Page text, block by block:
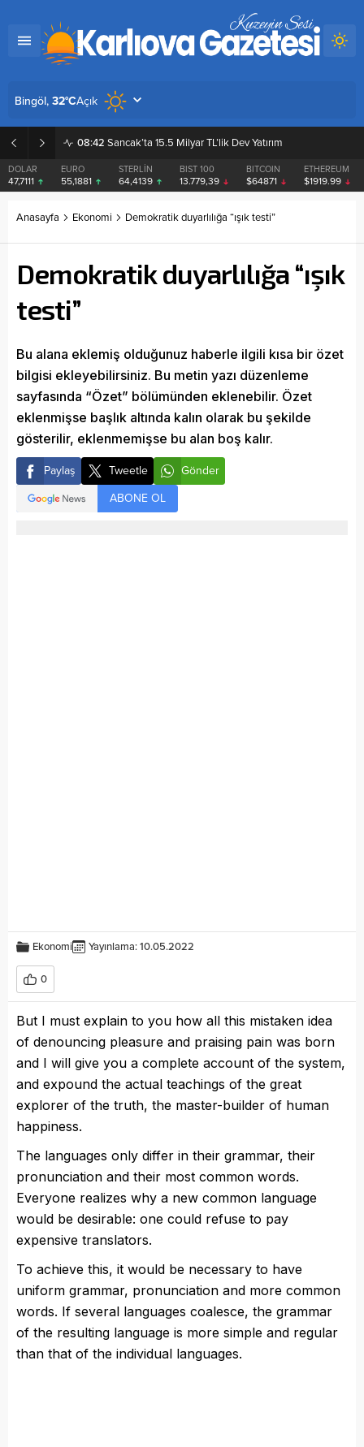
08:42 Sancak’ta 15.5 Milyar TL’lik Dev Yatırım
DOLAR
47,7111
EURO
55,1881
STERLİN
64,4139
BIST 100
13.779,39
BITCOIN
$64871
ETHEREUM
$1919.99
Bingöl, 32°CAçık
Anasayfa Ekonomi Demokratik duyarlılığa “ışık testi”
Demokratik duyarlılığa “ışık
testi”
Bu alana eklemiş olduğunuz haberle ilgili kısa bir özet
bilgisi ekleyebilirsiniz. Bu metin yazı düzenleme
sayfasında “Özet” bölümünden eklenebilir. Özet
eklenmişse başlık altında kalın olarak bu şekilde
gösterilir, eklenmemişse bu alan boş kalır.
Paylaş Tweetle
Gönder
ABONE OL
Ekonomi Yayınlama: 10.05.2022
0
But I must explain to you how all this mistaken idea
of denouncing pleasure and praising pain was born
and I will give you a complete account of the system,
and expound the actual teachings of the great
explorer of the truth, the master-builder of human
happiness.
The languages only differ in their grammar, their
pronunciation and their most common words.
Everyone realizes why a new common language
would be desirable: one could refuse to pay
expensive translators.
To achieve this, it would be necessary to have
uniform grammar, pronunciation and more common
words. If several languages coalesce, the grammar
of the resulting language is more simple and regular
than that of the individual languages.